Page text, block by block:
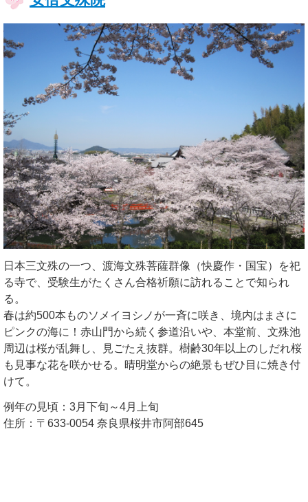
日本三文殊の一つ、渡海文殊菩薩群像（快慶作・国宝）を祀
る寺で、受験生がたくさん合格祈願に訪れることで知られ
る。
春は約500本ものソメイヨシノが一斉に咲き、境内はまさに
ピンクの海に！赤山門から続く参道沿いや、本堂前、文殊池
周辺は桜が乱舞し、見ごたえ抜群。樹齢30年以上のしだれ桜
も見事な花を咲かせる。晴明堂からの絶景もぜひ目に焼き付
けて。
例年の見頃：3月下旬～4月上旬
住所：〒633-0054 奈良県桜井市阿部645